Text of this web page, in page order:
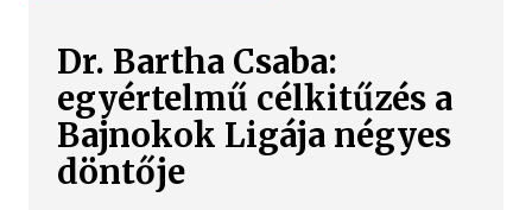
Dr. Bartha Csaba:
egyértelmű célkitűzés a
Bajnokok Ligája négyes
döntője